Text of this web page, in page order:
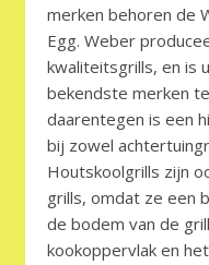
merken behoren de
Egg. Weber
kwaliteitsgrills, en is
bekendste merken
daarentegen is een
bij zowel
Houtskoolgrills zijn
grills, omdat ze een
de bodem van de
kookoppervlak en